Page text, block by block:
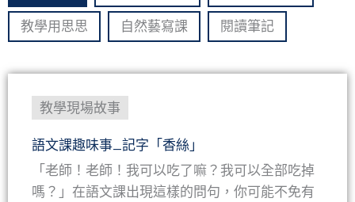
教學用思思 自然藝寫課 閱讀筆記
教學現場故事
語文課趣味事_記字「香絲」
「老師！老師！我可以吃了嘛？我可以全部吃掉
嗎？」在語文課出現這樣的問句，你可能不免有